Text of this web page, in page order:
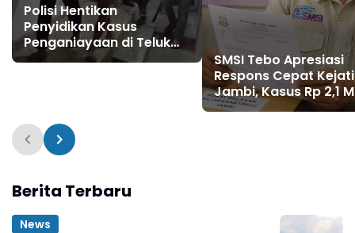
Polisi Hentikan
Penyidikan Kasus
Penganiayaan di Teluk
Langkap Tebo Lewat
SMSI Tebo Apresiasi
Respons Cepat Kejati
Jambi, Kasus Rp 2,1
PUPR Tebo Kembali
Berita Terbaru
News